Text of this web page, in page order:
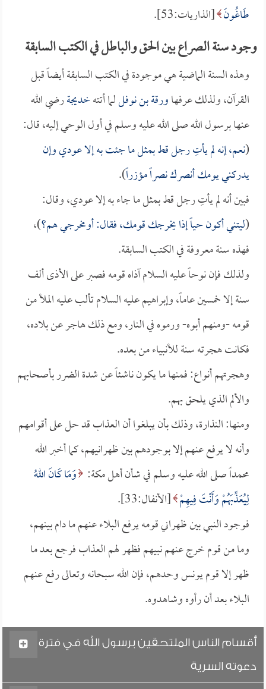
طَاغُونَ [الذاريات:53].
وجود سنة الصراع بين الحق والباطل في الكتب السابقة
وهذه السنة الماضية هي موجودة في الكتب السابقة أيضاً قبل
القرآن، ولذلك عرفهاورقة بن نوفللما أتتهخديجةرضي الله
عنها برسول الله صلى الله عليه وسلم في أول الوحي إليه، قال:
(نعم، إنه لم يأتِ رجل قط بمثل ما جئت به إلا عودي وإن
يدركني يومك أنصرك نصراً مؤزراً).
فبين أنه لم يأتِ رجل قط بمثل ما جاء به إلا عودي، وقال:
(ليتني أكون حياً إذا يخرجك قومك، فقال: أومخرجي هم؟)،
فهذه سنة معروفة في الكتب السابقة.
ولذلك فإن نوحاً عليه السلام آذاه قومه فصبر على الأذى ألف
سنة إلا خمسين عاماً، وإبراهيم عليه السلام تألب عليه الملأ من
قومه -ومنهم أبوه- ورموه في النار، ومع ذلك هاجر عن بلاده،
فكانت هجرته سنة للأنبياء من بعده.
وهجرتهم أنواع: فمنها ما يكون ناشئاً عن شدة الضرر بأصحابهم
والألم الذي يلحق بهم.
ومنها: النذارة، وذلك بأن يبلغوا أن العذاب قد حل على أقوامهم
وأنه لا يرفع عنهم إلا بوجودهم بين ظهرانيهم، كما أخبر الله
محمداً صلى الله عليه وسلم في شأن أهل مكة: وَمَا كَانَ اللهُ
لِيُعَذِّبَهُمْ وَأَنْتَ فِيهِمْ [الأنفال:33].
فوجود النبي بين ظهراني قومه يرفع البلاء عنهم ما دام بينهم،
وما من قوم خرج عنهم نبيهم فظهر لهم العذاب فرجع بعد ما
ظهر إلا قوم يونس وحدهم، فإن الله سبحانه وتعالى رفع عنهم
البلاء بعد أن رأوه وشاهدوه.
أقسام الناس الملتحقين برسول الله في فترة
دعوته السرية